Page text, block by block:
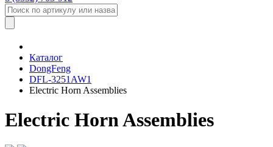
Каталог
DongFeng
DFL-3251AW1
Electric Horn Assemblies
Electric Horn Assemblies